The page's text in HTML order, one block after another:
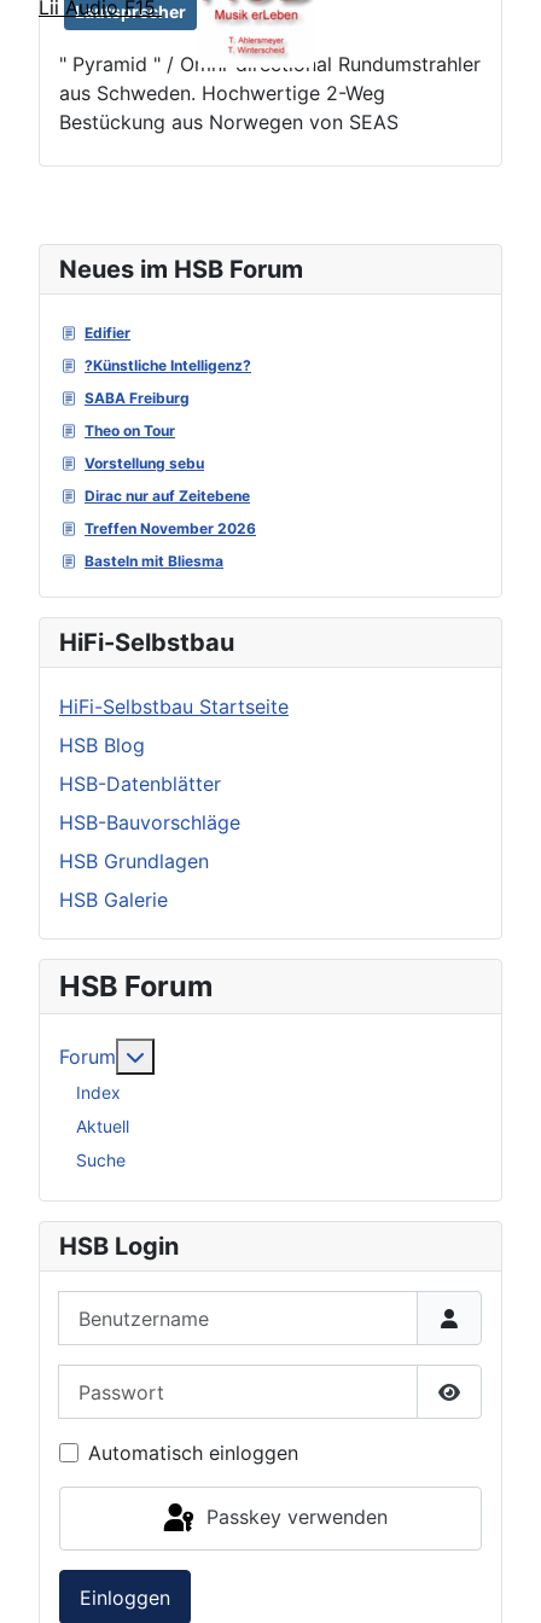
Lii Audio F15
Neues im HSB Forum
Edifier
?Künstliche Intelligenz?
SABA Freiburg
Theo on Tour
Vorstellung sebu
Dirac nur auf Zeitebene
Treffen November 2026
Basteln mit Bliesma
HiFi-Selbstbau
HiFi-Selbstbau Startseite
HSB Blog
HSB-Datenblätter
HSB-Bauvorschläge
HSB Grundlagen
HSB Galerie
HSB Forum
Forum
Index
Aktuell
Suche
HSB Login
Passwort
Automatisch einloggen
Passkey verwenden
Einloggen
Lautsprecher vintage
" Pyramid " / Omni-directional Rundumstrahler
aus Schweden. Hochwertige 2-Weg
Bestückung aus Norwegen von SEAS